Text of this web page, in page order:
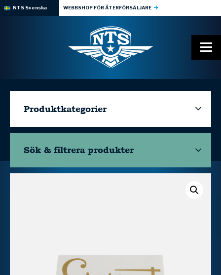
NTS Svenska WEBBSHOP FÖR ÅTERFÖRSÄLJARE
Produktkategorier
Sök & filtrera produkter